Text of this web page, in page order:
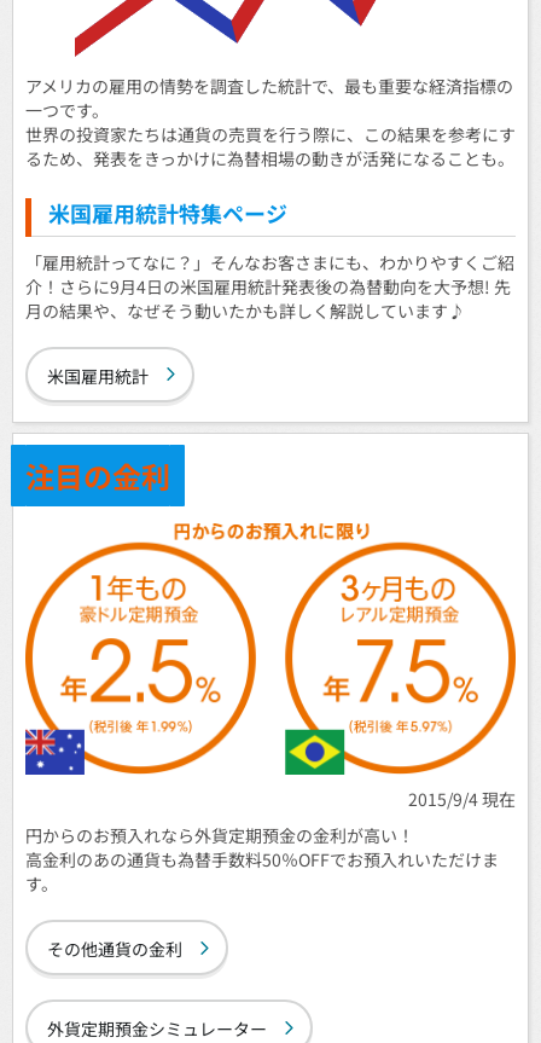
アメリカの雇用の情勢を調査した統計で、最も重要な経済指標の
一つです。
世界の投資家たちは通貨の売買を行う際に、この結果を参考にす
るため、発表をきっかけに為替相場の動きが活発になることも。
米国雇用統計特集ページ
「雇用統計ってなに？」そんなお客さまにも、わかりやすくご紹
介！さらに9月4日の米国雇用統計発表後の為替動向を大予想! 先
月の結果や、なぜそう動いたかも詳しく解説しています♪
米国雇用統計
注目の金利
2015/9/4 現在
円からのお預入れなら外貨定期預金の金利が高い！
高金利のあの通貨も為替手数料50％OFFでお預入れいただけま
す。
その他通貨の金利
外貨定期預金シミュレーター